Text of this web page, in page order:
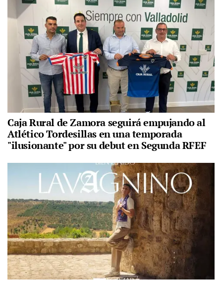
Caja Rural de Zamora seguirá empujando al
Atlético Tordesillas en una temporada
"ilusionante" por su debut en Segunda RFEF